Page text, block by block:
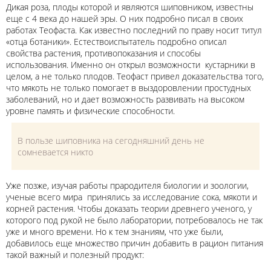
Дикая роза, плоды которой и являются шиповником, известны
еще с 4 века до нашей эры. О них подробно писал в своих
работах Теофаста. Как известно последний по праву носит титул
«отца ботаники». Естествоиспытатель подробно описал
свойства растения, противопоказания и способы
использования. Именно он открыл возможности кустарники в
целом, а не только плодов. Теофаст привел доказательства того,
что мякоть не только помогает в выздоровлении простудных
заболеваний, но и дает возможность развивать на высоком
уровне память и физические способности.
В пользе шиповника на сегодняшний день не
сомневается никто
Уже позже, изучая работы прародителя биологии и зоологии,
ученые всего мира принялись за исследование сока, мякоти и
корней растения. Чтобы доказать теории древнего ученого, у
которого под рукой не было лаборатории, потребовалось не так
уже и много времени. Но к тем знаниям, что уже были,
добавилось еще множество причин добавить в рацион питания
такой важный и полезный продукт: